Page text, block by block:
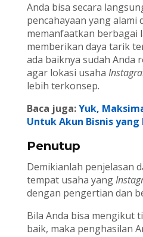
Anda bisa secara
pencahayaan yang alami
memanfaatkan berbagai
memberikan daya tarik
ada baiknya sudah Anda
agar lokasi usaha
lebih terkonsep.
Baca juga:Yuk,
Untuk Akun Bisnis
Penutup
Demikianlah penjelasan
tempat usaha yang
dengan pengertian dan
Bila Anda bisa mengikut
baik, maka penghasilan